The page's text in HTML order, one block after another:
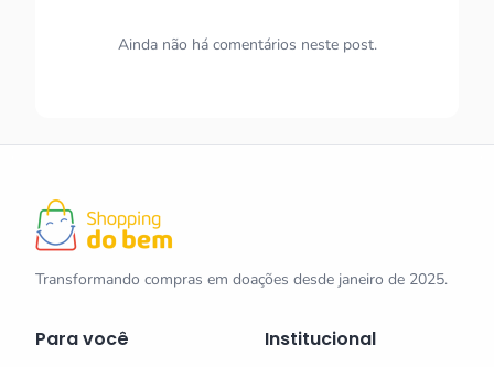
Ainda não há comentários neste post.
Transformando compras em doações desde janeiro de 2025.
Para você Institucional